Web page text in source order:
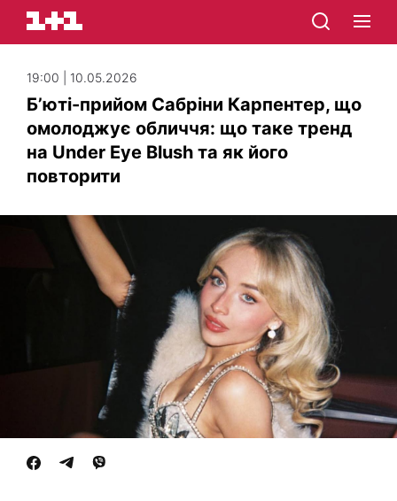
19:00 | 10.05.2026
Б’юті-прийом Сабріни Карпентер, що
омолоджує обличчя: що таке тренд
на Under Eye Blush та як його
повторити